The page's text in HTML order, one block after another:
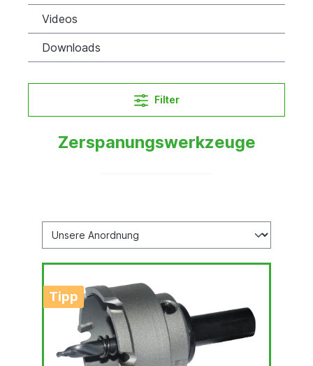
Videos
Downloads
Filter
Zerspanungswerkzeuge
Tipp